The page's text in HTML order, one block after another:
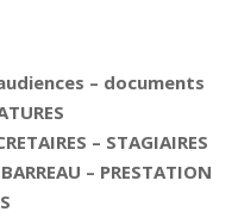
– documents
– STAGIAIRES
– PRESTATION